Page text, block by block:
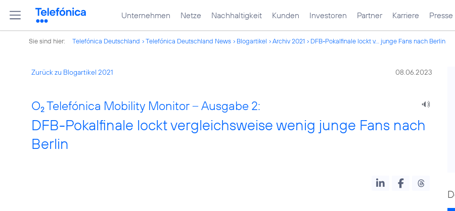
Unternehmen Netze Nachhaltigkeit Kunden Investoren Partner Karriere Presse
Sie sind hier: Telefónica Deutschland Telefónica Deutschland News Blogartikel Archiv 2021 DFB-Pokalfinale lockt v... junge Fans nach Berlin
Zurück zu Blogartikel 2021 08.06.2023
O2 Telefónica Mobility Monitor – Ausgabe 2:
DFB-Pokalfinale lockt vergleichsweise wenig junge Fans nach
Berlin